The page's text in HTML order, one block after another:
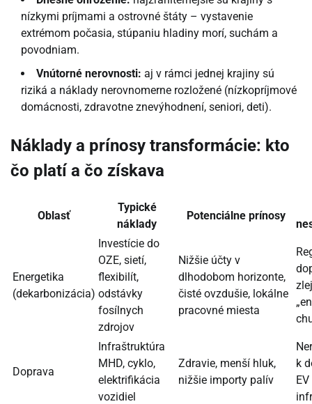
nízkymi príjmami a ostrovné štáty – vystavenie
extrémom počasia, stúpaniu hladiny morí, suchám a
povodniam.
Vnútorné nerovnosti: aj v rámci jednej krajiny sú
riziká a náklady nerovnomerne rozložené (nízkopríjmové
domácnosti, zdravotne znevýhodnení, seniori, deti).
Náklady a prínosy transformácie: kto
čo platí a čo získava
Oblasť
Typické
náklady
Potenciálne prínosy
Energetika
(dekarbonizácia)
Investície do
OZE, sietí,
flexibilít,
odstávky
fosílnych
zdrojov
Nižšie účty v
dlhodobom horizonte,
čisté ovzdušie, lokálne
pracovné miesta
Doprava
Infraštruktúra
MHD, cyklo,
elektrifikácia
vozidiel
Zdravie, menší hluk,
nižšie importy palív
k